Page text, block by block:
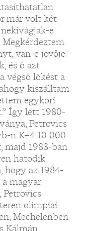
már volt két
e
van-e jövője
és ő azt
végső lökést a
kiszálltam
egykori
Így lett 1980-
Petrovics
n K–4 10 000
majd 1983-ban
hatodik
hogy az 1984-
magyar
olimpiai
Mechelenben
Kálmán